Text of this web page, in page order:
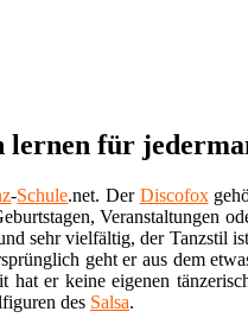
lernen für
-Schule.net. Der Discofox
Veranstaltungen
sehr vielfältig, der Tanzstil
geht er aus dem
er keine eigenen
des Salsa.